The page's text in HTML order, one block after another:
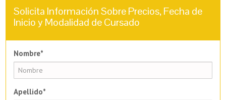
Solicita Información Sobre Precios, Fecha de
Inicio y Modalidad de Cursado
Nombre*
Apellido*